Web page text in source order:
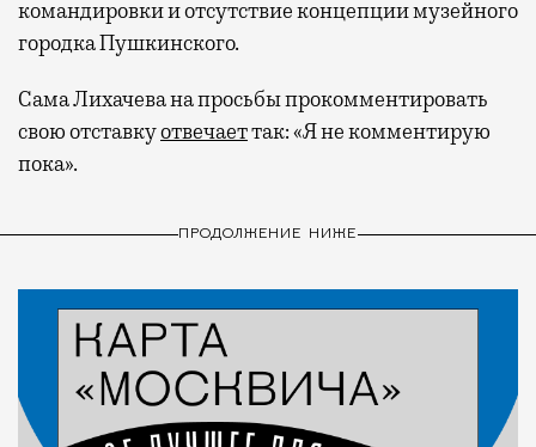
командировки и отсутствие концепции музейного
городка Пушкинского.
Сама Лихачева на просьбы прокомментировать
свою отставкуотвечаеттак: «Я не комментирую
пока».
ПРОДОЛЖЕНИЕ НИЖЕ